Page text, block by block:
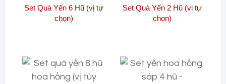
Set Quà Yến 6 Hũ (vị tự
chọn)
Set Quà Yến 2 Hũ (vị tự
chọn)